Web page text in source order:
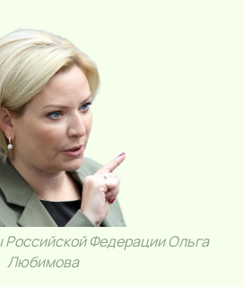
Российской Федерации Ольга
Любимова